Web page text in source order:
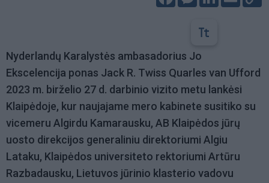
Nyderlandų Karalystės ambasadorius Jo
Ekscelencija ponas Jack R. Twiss Quarles van Ufford
2023 m. birželio 27 d. darbinio vizito metu lankėsi
Klaipėdoje, kur naujajame mero kabinete susitiko su
vicemeru Algirdu Kamarausku, AB Klaipėdos jūrų
uosto direkcijos generaliniu direktoriumi Algiu
Lataku, Klaipėdos universiteto rektoriumi Artūru
Razbadausku, Lietuvos jūrinio klasterio vadovu